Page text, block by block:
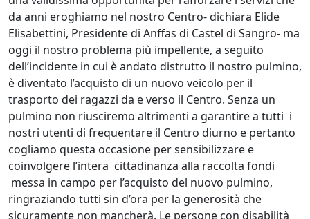
da anni eroghiamo nel nostro Centro- dichiara Elide
Elisabettini, Presidente di Anffas di Castel di Sangro- ma
oggi il nostro problema più impellente, a seguito
dell’incidente in cui è andato distrutto il nostro pulmino,
è diventato l’acquisto di un nuovo veicolo per il
trasporto dei ragazzi da e verso il Centro. Senza un
pulmino non riusciremo altrimenti a garantire a tutti i
nostri utenti di frequentare il Centro diurno e pertanto
cogliamo questa occasione per sensibilizzare e
coinvolgere l’intera cittadinanza alla raccolta fondi
messa in campo per l’acquisto del nuovo pulmino,
ringraziando tutti sin d’ora per la generosità che
sicuramente non mancherà. Le persone con disabilità